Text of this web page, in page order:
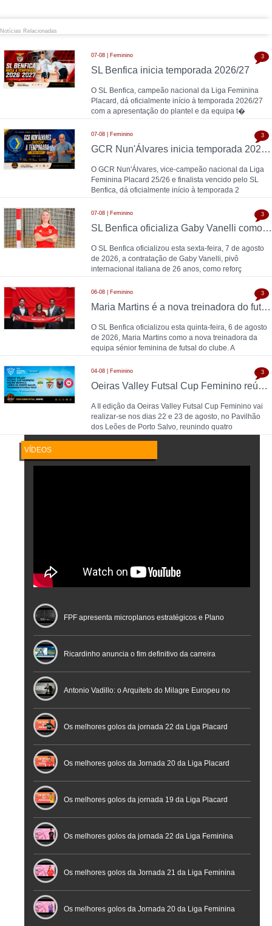
Notícias Relacionadas
07-08 | Feminino
SL Benfica inicia temporada 2026/27
O SL Benfica, campeão nacional da Liga Feminina
Placard, dá oficialmente início à temporada 2026/27
com a apresentação do plantel e da equipa t�
3
07-08 | Feminino
GCR Nun'Álvares inicia temporada 2026/27
O GCR Nun'Álvares, vice-campeão nacional da Liga
Feminina Placard 25/26 e finalista vencido pelo SL
Benfica, dá oficialmente início à temporada 2
3
07-08 | Feminino
SL Benfica oficializa Gaby Vanelli como reforço para 2026/27: pivô internacional italiana chega da AS Roma, conforme a Zona Técnica Futsal já havia avançado
O SL Benfica oficializou esta sexta-feira, 7 de agosto
de 2026, a contratação de Gaby Vanelli, pivô
internacional italiana de 26 anos, como reforç
3
06-08 | Feminino
Maria Martins é a nova treinadora do futsal feminino do SL Benfica: contrato válido até 2028 com as campeãs nacionais
O SL Benfica oficializou esta quinta-feira, 6 de agosto
de 2026, Maria Martins como a nova treinadora da
equipa sénior feminina de futsal do clube. A
3
04-08 | Feminino
Oeiras Valley Futsal Cup Feminino reúne Benfica, Leões de Porto Salvo, Torreense e Futsal Feijó
A II edição da Oeiras Valley Futsal Cup Feminino vai
realizar-se nos dias 22 e 23 de agosto, no Pavilhão
dos Leões de Porto Salvo, reunindo quatro
3
VÍDEOS
FPF apresenta microplanos estratégicos e Plano
Nacional de Arbitragem
Ricardinho anuncia o fim definitivo da carreira
profissional em conferência histórica na Cidade do
Futebol
Antonio Vadillo: o Arquiteto do Milagre Europeu no
Futsal | Documentário
Os melhores golos da jornada 22 da Liga Placard
Os melhores golos da Jornada 20 da Liga Placard
Futsal
Os melhores golos da jornada 19 da Liga Placard
Os melhores golos da jornada 22 da Liga Feminina
Placard
Os melhores golos da Jornada 21 da Liga Feminina
Placard
Os melhores golos da Jornada 20 da Liga Feminina